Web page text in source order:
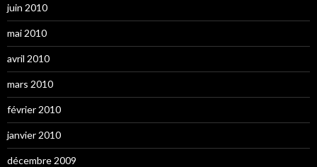
juin 2010
mai 2010
avril 2010
mars 2010
février 2010
janvier 2010
décembre 2009